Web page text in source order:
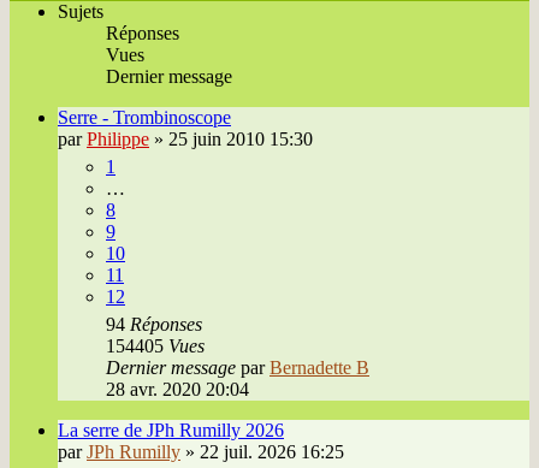
Sujets
Réponses
Vues
Dernier message
Serre - Trombinoscope
parPhilippe » 25 juin 2010 15:30
1
…
8
9
10
11
12
94 Réponses
154405 Vues
Dernier message parBernadette B
28 avr. 2020 20:04
La serre de JPh Rumilly 2026
parJPh Rumilly » 22 juil. 2026 16:25